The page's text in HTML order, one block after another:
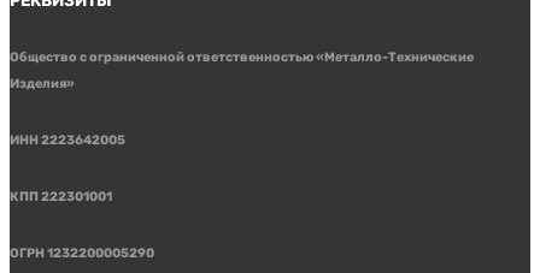
Общество с ограниченной ответственностью «Металло-Технические
Изделия»
ИНН 2223642005
КПП 222301001
ОГРН 1232200005290